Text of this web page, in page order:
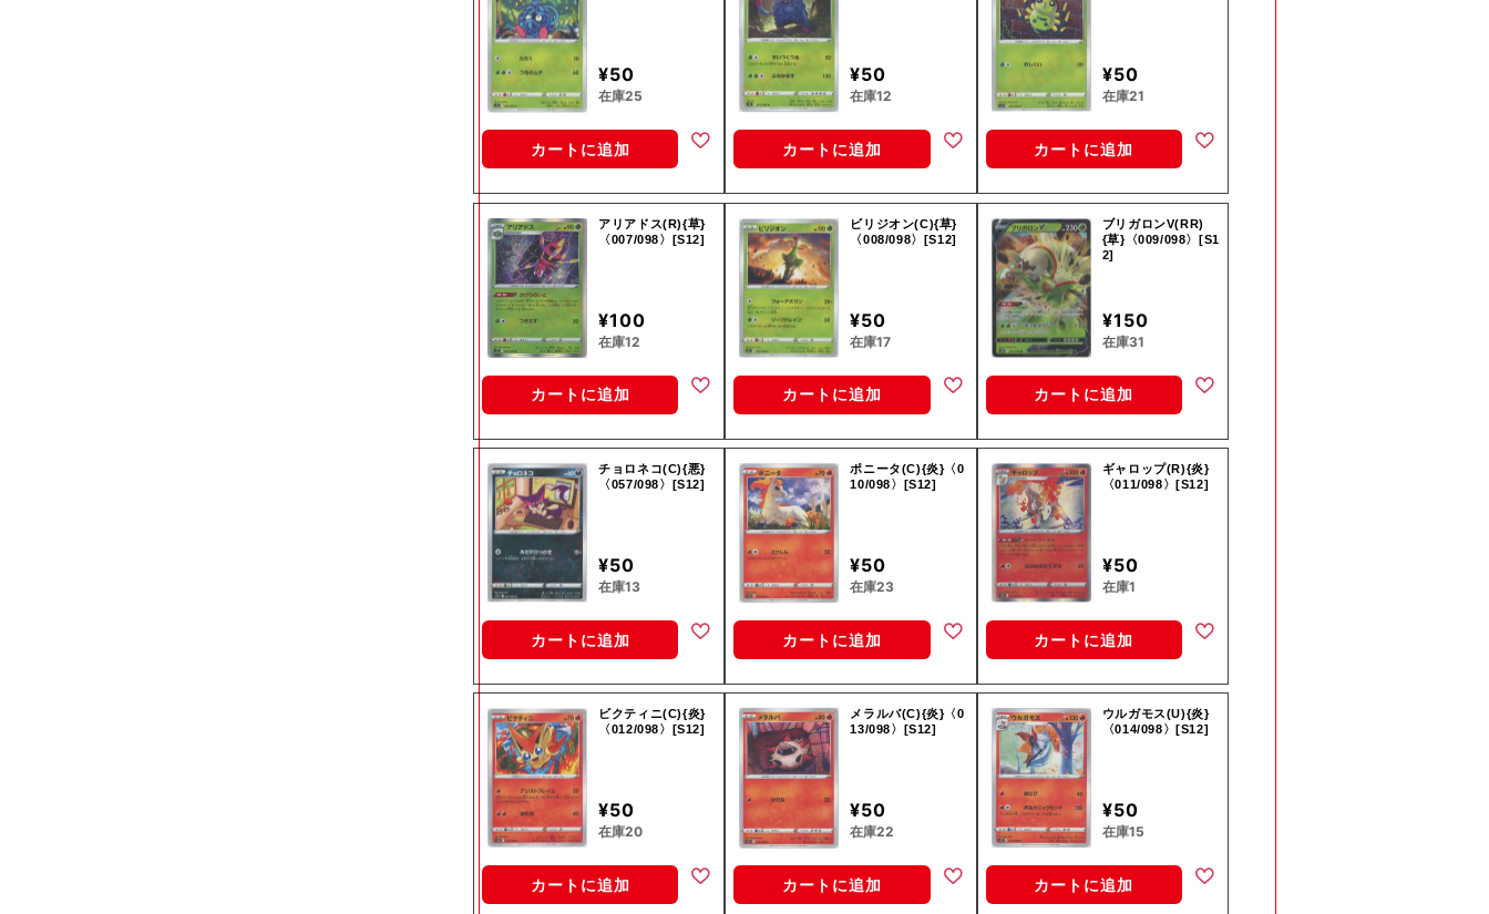
¥50
在庫25
カートに追加
¥50
在庫12
カートに追加
¥50
在庫21
カートに追加
アリアドス(R){草}
〈007/098〉[S12]
¥100
在庫12
カートに追加
ビリジオン(C){草}
〈008/098〉[S12]
¥50
在庫17
カートに追加
ブリガロンV(RR)
{草}〈009/098〉[S1
2]
¥150
在庫31
カートに追加
チョロネコ(C){悪}
〈057/098〉[S12]
¥50
在庫13
カートに追加
ポニータ(C){炎}〈0
10/098〉[S12]
¥50
在庫23
カートに追加
ギャロップ(R){炎}
〈011/098〉[S12]
¥50
在庫1
カートに追加
ビクティニ(C){炎}
〈012/098〉[S12]
¥50
在庫20
カートに追加
メラルバ(C){炎}〈0
13/098〉[S12]
¥50
在庫22
カートに追加
ウルガモス(U){炎}
〈014/098〉[S12]
¥50
在庫15
カートに追加